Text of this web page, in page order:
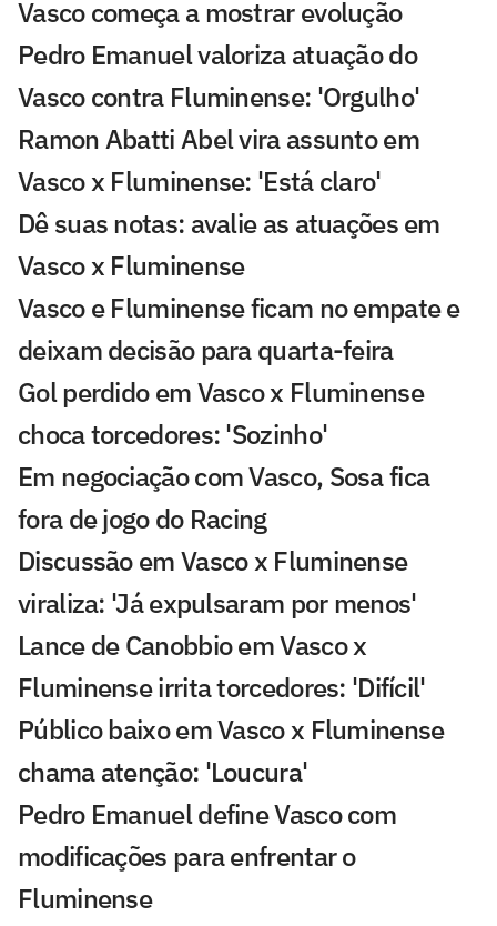
Vasco começa a mostrar evolução
Pedro Emanuel valoriza atuação do
Vasco contra Fluminense: 'Orgulho'
Ramon Abatti Abel vira assunto em
Vasco x Fluminense: 'Está claro'
Dê suas notas: avalie as atuações em
Vasco x Fluminense
Vasco e Fluminense ficam no empate e
deixam decisão para quarta-feira
Gol perdido em Vasco x Fluminense
choca torcedores: 'Sozinho'
Em negociação com Vasco, Sosa fica
fora de jogo do Racing
Discussão em Vasco x Fluminense
viraliza: 'Já expulsaram por menos'
Lance de Canobbio em Vasco x
Fluminense irrita torcedores: 'Difícil'
Público baixo em Vasco x Fluminense
chama atenção: 'Loucura'
Pedro Emanuel define Vasco com
modificações para enfrentar o
Fluminense